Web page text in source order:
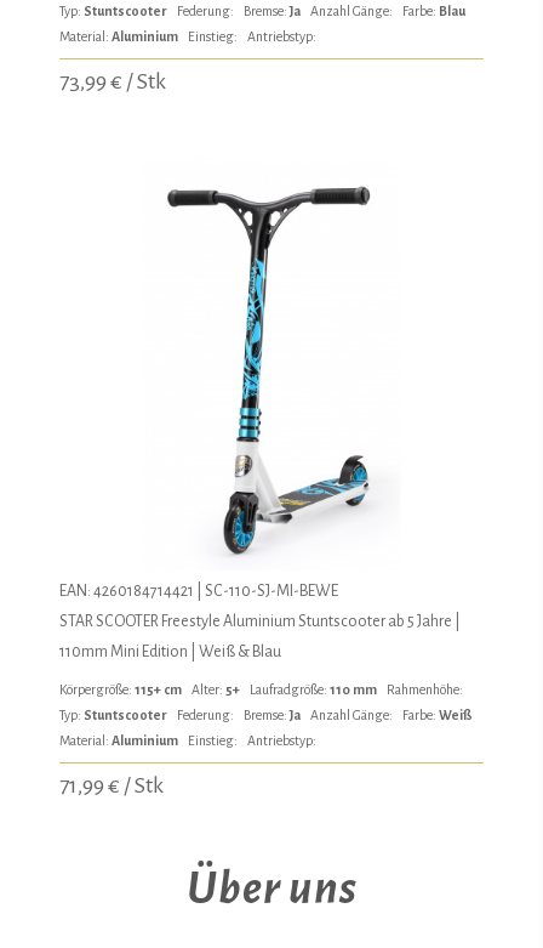
Typ: Stuntscooter Federung: Bremse:Ja Anzahl Gänge: Farbe: Blau
Material: Aluminium Einstieg: Antriebstyp:
73,99 € / Stk
EAN: 4260184714421 | SC-110-SJ-MI-BEWE
STAR SCOOTER Freestyle Aluminium Stuntscooter ab 5 Jahre |
110mm Mini Edition | Weiß & Blau
Körpergröße: 115+ cm Alter: 5+ Laufradgröße: 110 mm
Rahmenhöhe:
Typ: Stuntscooter Federung: Bremse:Ja Anzahl Gänge: Farbe: Weiß
Material: Aluminium Einstieg: Antriebstyp:
71,99 € / Stk
Über uns